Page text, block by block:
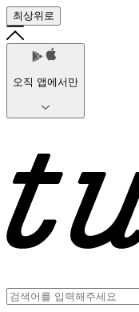
최상위로
오직 앱에서만